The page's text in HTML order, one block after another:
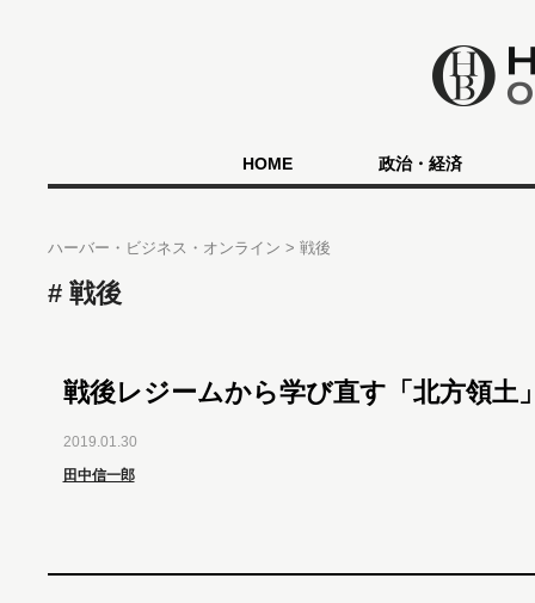
HOME 政治・経済
ハーバー・ビジネス・オンライン 戦後
戦後
戦後レジームから学び直す「北方領土
2019.01.30
田中信一郎